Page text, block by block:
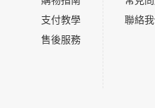
支付教學
售後服務
聯絡